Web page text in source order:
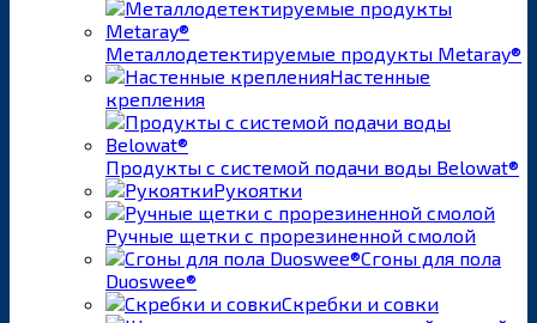
Металлодетектируемые продукты Metaray®
Настенные
крепления
Продукты с системой подачи воды Belowat®
Рукоятки
Ручные щетки с прорезиненной смолой
Сгоны для пола
Duoswee®
Скребки и совки